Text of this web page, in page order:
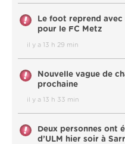
Le foot reprend avec
pour le FC Metz
il y a 13 h 29 min
Nouvelle vague de
prochaine
il y a 13 h 33 min
Deux personnes ont
d’ULM hier soir à